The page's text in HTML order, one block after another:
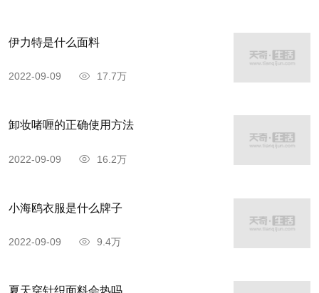
伊力特是什么面料
2022-09-09 17.7万
卸妆啫喱的正确使用方法
2022-09-09 16.2万
小海鸥衣服是什么牌子
2022-09-09 9.4万